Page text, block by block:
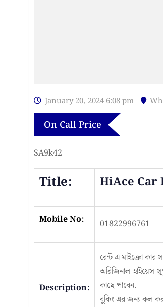
January 20, 2024 6:08 pm
On Call Price
SA9k42
Title: HiAce Car
Mobile No: 01822996761
Description:
রেন্ট এ মাইক্রো কার
অরিজিনাল
কাছে পাবেন.
বুকিং এর জন্য কল